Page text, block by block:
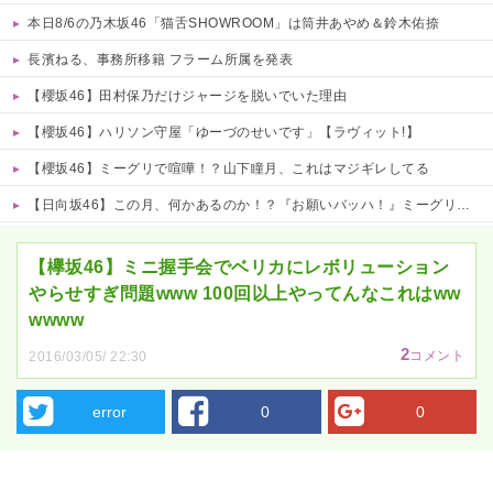
本日8/6の乃木坂46「猫舌SHOWROOM」は筒井あやめ＆鈴木佑捺
長濱ねる、事務所移籍 フラーム所属を発表
【櫻坂46】田村保乃だけジャージを脱いでいた理由
【櫻坂46】ハリソン守屋「ゆーづのせいです」【ラヴィット!】
【櫻坂46】ミーグリで喧嘩！？山下瞳月、これはマジギレしてる
【日向坂46】この月、何かあるのか！？『お願いバッハ！』ミーグリ日程がこちら
【欅坂46】ミニ握手会でベリカにレボリューション
やらせすぎ問題www 100回以上やってんなこれはww
wwww
2016/03/05/ 22:30 2コメント
error 0 0